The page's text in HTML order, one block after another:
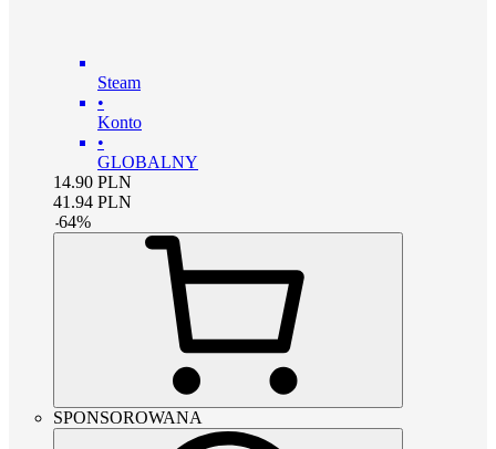
Steam
•
Konto
•
GLOBALNY
14.90 PLN
41.94 PLN
-64%
SPONSOROWANA